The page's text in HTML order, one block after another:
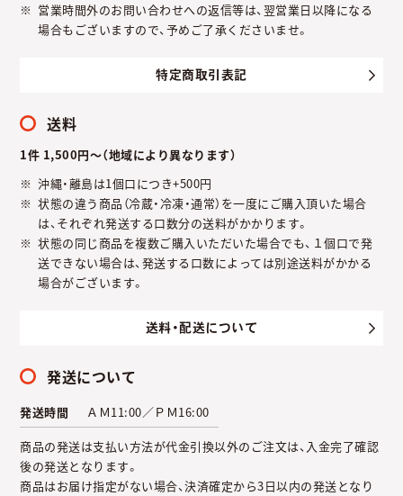
営業時間外のお問い合わせへの返信等は、翌営業日以降になる
場合もございますので、予めご了承くださいませ。
特定商取引表記
送料
1件 1,500円～（地域により異なります）
沖縄・離島は1個口につき+500円
状態の違う商品（冷蔵・冷凍・通常）を一度にご購入頂いた場合
は、それぞれ発送する口数分の送料がかかります。
状態の同じ商品を複数ご購入いただいた場合でも、１個口で発
送できない場合は、発送する口数によっては別途送料がかかる
場合がございます。
送料・配送について
発送について
発送時間
ＡＭ11:00／ＰＭ16:00
商品の発送は支払い方法が代金引換以外のご注文は、入金完了確認
後の発送となります。
商品はお届け指定がない場合、決済確定から3日以内の発送となり